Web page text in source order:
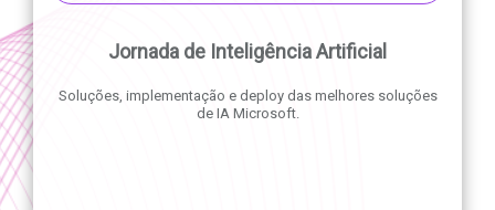
Jornada de Inteligência Artificial
Soluções, implementação e deploy das melhores soluções
de IA Microsoft.